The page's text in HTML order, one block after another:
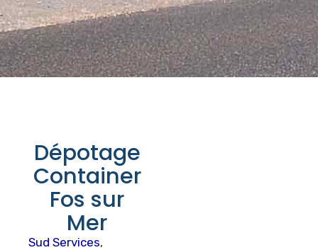
Dépotage
Container
Fos sur
Mer
Sud Services,